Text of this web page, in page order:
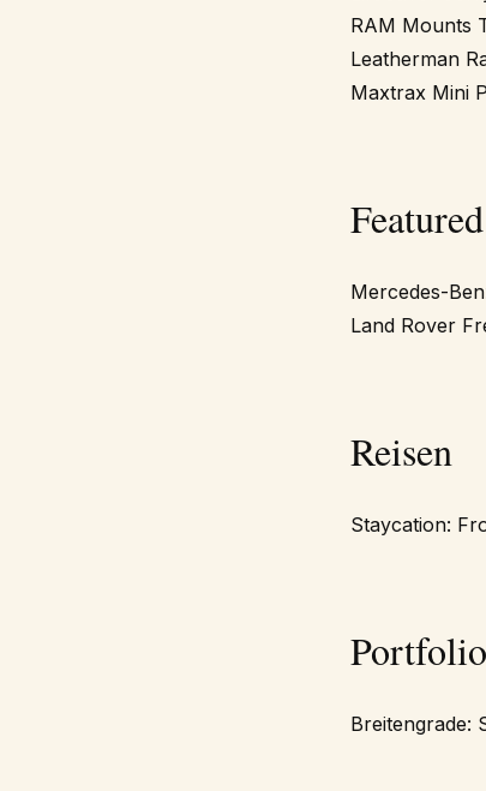
RAM Mounts
Leatherman
Maxtrax Mini
Mercedes-
Land Rover
Reisen
Staycation:
Portfolio
Breitengrade: